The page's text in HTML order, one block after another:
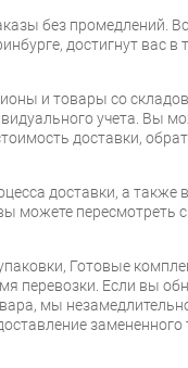
без промедлений.
достигнут вас в
и товары со складов
учета. Вы
доставки,
доставки, а также
можете пересмотреть
Готовые
перевозки. Если вы
мы
замененного